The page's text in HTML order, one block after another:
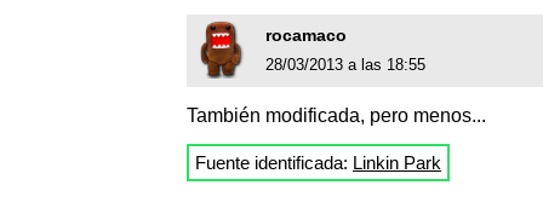
rocamaco
28/03/2013 a las 18:55
También modificada, pero menos...
Fuente identificada: Linkin Park